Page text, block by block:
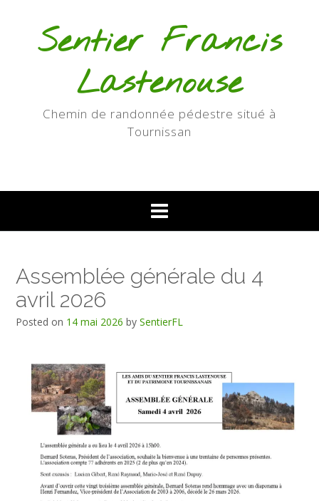
Sentier Francis
Lastenouse
Chemin de randonnée pédestre situé à
Tournissan
Assemblée générale du 4
avril 2026
Posted on 14 mai 2026 by SentierFL